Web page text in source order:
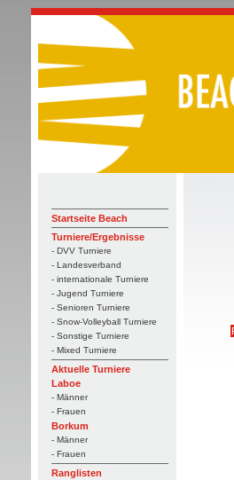
Startseite Beach
Turniere/Ergebnisse
- DVV Turniere
- Landesverband
- internationale Turniere
- Jugend Turniere
- Senioren Turniere
- Snow-Volleyball Turniere
- Sonstige Turniere
- Mixed Turniere
Aktuelle Turniere
Laboe
- Männer
- Frauen
Borkum
- Männer
- Frauen
Ranglisten